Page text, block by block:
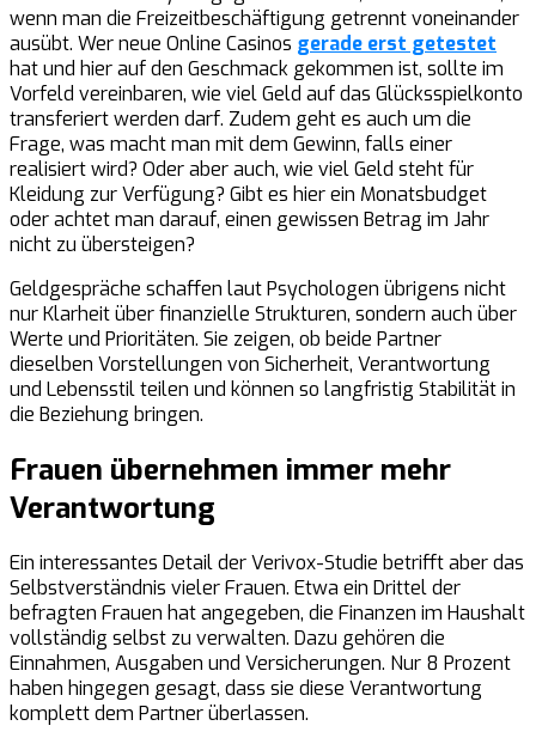
wenn man die Freizeitbeschäftigung getrennt voneinander
ausübt. Wer neue Online Casinos gerade erst getestet
hat und hier auf den Geschmack gekommen ist, sollte im
Vorfeld vereinbaren, wie viel Geld auf das Glücksspielkonto
transferiert werden darf. Zudem geht es auch um die
Frage, was macht man mit dem Gewinn, falls einer
realisiert wird? Oder aber auch, wie viel Geld steht für
Kleidung zur Verfügung? Gibt es hier ein Monatsbudget
oder achtet man darauf, einen gewissen Betrag im Jahr
nicht zu übersteigen?
Geldgespräche schaffen laut Psychologen übrigens nicht
nur Klarheit über finanzielle Strukturen, sondern auch über
Werte und Prioritäten. Sie zeigen, ob beide Partner
dieselben Vorstellungen von Sicherheit, Verantwortung
und Lebensstil teilen und können so langfristig Stabilität in
die Beziehung bringen.
Frauen übernehmen immer mehr
Verantwortung
Ein interessantes Detail der Verivox-Studie betrifft aber das
Selbstverständnis vieler Frauen. Etwa ein Drittel der
befragten Frauen hat angegeben, die Finanzen im Haushalt
vollständig selbst zu verwalten. Dazu gehören die
Einnahmen, Ausgaben und Versicherungen. Nur 8 Prozent
haben hingegen gesagt, dass sie diese Verantwortung
komplett dem Partner überlassen.